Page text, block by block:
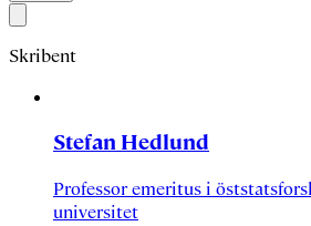
Skribent
Stefan Hedlund
Professor emeritus i
universitet